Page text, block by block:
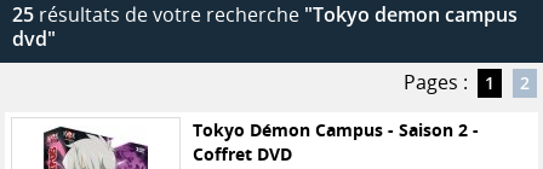
25 résultats de votre recherche "Tokyo demon campus
dvd"
Pages :
1 2
Tokyo Démon Campus - Saison 2 -
Coffret DVD